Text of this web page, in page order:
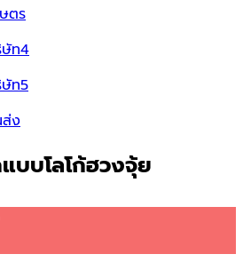
บบโลโก้ฮวงจุ้ย